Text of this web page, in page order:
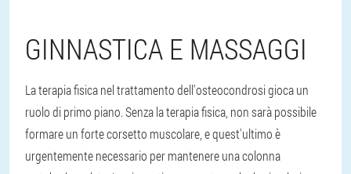
GINNASTICA E MASSAGGI
La terapia fisica nel trattamento dell'osteocondrosi gioca un
ruolo di primo piano. Senza la terapia fisica, non sarà possibile
formare un forte corsetto muscolare, e quest'ultimo è
urgentemente necessario per mantenere una colonna